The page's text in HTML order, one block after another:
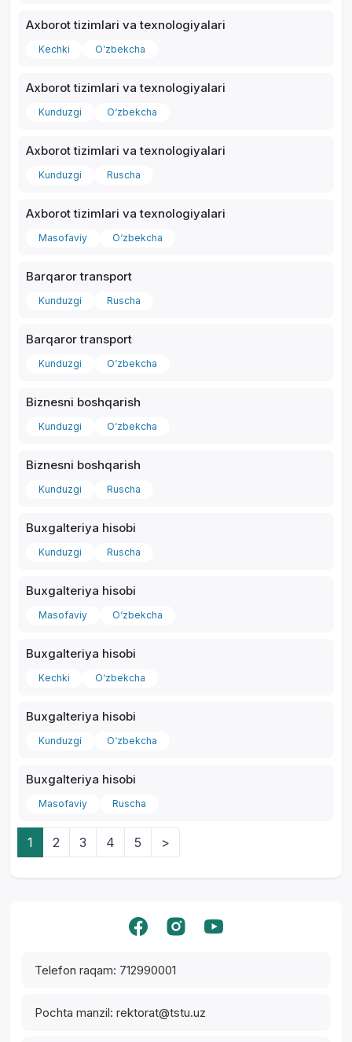
Telefon raqam: 712990001
Pochta manzil: rektorat@tstu.uz
Axborot tizimlari va texnologiyalari
Kechki O‘zbekcha
Axborot tizimlari va texnologiyalari
Kunduzgi O‘zbekcha
Axborot tizimlari va texnologiyalari
Kunduzgi Ruscha
Axborot tizimlari va texnologiyalari
Masofaviy O‘zbekcha
Barqaror transport
Kunduzgi Ruscha
Barqaror transport
Kunduzgi O‘zbekcha
Biznesni boshqarish
Kunduzgi O‘zbekcha
Biznesni boshqarish
Kunduzgi Ruscha
Buxgalteriya hisobi
Kunduzgi Ruscha
Buxgalteriya hisobi
Masofaviy O‘zbekcha
Buxgalteriya hisobi
Kechki O‘zbekcha
Buxgalteriya hisobi
Kunduzgi O‘zbekcha
Buxgalteriya hisobi
Masofaviy Ruscha
1 2 3 4 5 >